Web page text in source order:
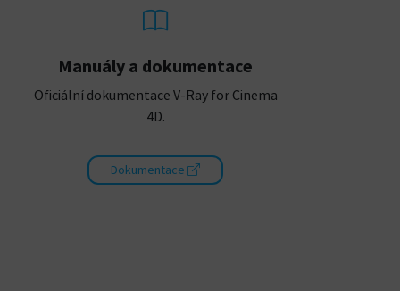
Manuály a dokumentace
Oficiální dokumentace V-Ray for Cinema
4D.
Dokumentace